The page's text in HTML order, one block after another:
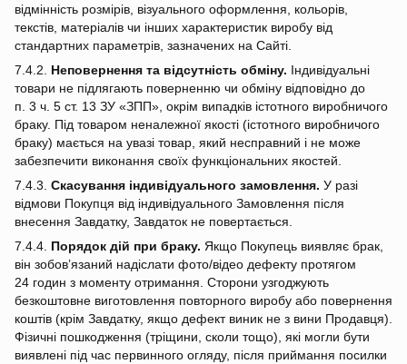
відмінність розмірів, візуального оформлення, кольорів,
текстів, матеріалів чи інших характеристик виробу від
стандартних параметрів, зазначених на Сайті.
7.4.2. Неповернення та відсутність обміну. Індивідуальні
товари не підлягають поверненню чи обміну відповідно до
п. 3 ч. 5 ст. 13 ЗУ «ЗПП», окрім випадків істотного виробничого
браку. Під товаром неналежної якості (істотного виробничого
браку) мається на увазі товар, який несправний і не може
забезпечити виконання своїх функціональних якостей.
7.4.3. Скасування індивідуального замовлення. У разі
відмови Покупця від індивідуального Замовлення після
внесення Завдатку, Завдаток не повертається.
7.4.4. Порядок дій при браку. Якщо Покупець виявляє брак,
він зобов’язаний надіслати фото/відео дефекту протягом
24 годин з моменту отримання. Сторони узгоджують
безкоштовне виготовлення повторного виробу або повернення
коштів (крім Завдатку, якщо дефект виник не з вини Продавця).
Фізичні пошкодження (тріщини, сколи тощо), які могли бути
виявлені під час первинного огляду, після приймання посилки